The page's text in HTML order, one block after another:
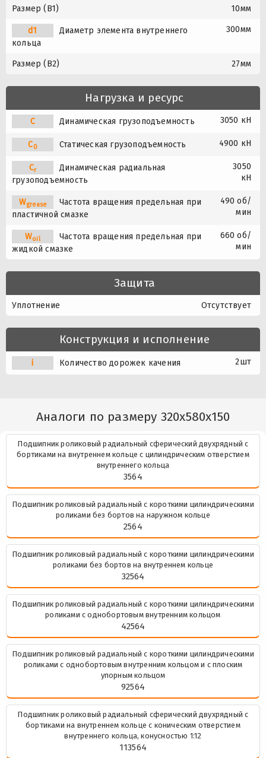
Размер (B1) 10мм
d1
Диаметр элемента внутреннего
кольца
300мм
Размер (B2) 27мм
Нагрузка и ресурс
C Динамическая грузоподъемность 3050 кН
C0 Статическая грузоподъемность 4900 кН
Cr
Динамическая радиальная
грузоподъемность
3050
кН
Wgrease
Частота вращения предельная при
пластичной смазке
490 об/
мин
Woil
Частота вращения предельная при
жидкой смазке
660 об/
мин
Защита
Уплотнение Отсутствует
Конструкция и исполнение
i Количество дорожек качения 2шт
Аналоги по размеру 320x580x150
Подшипник роликовый радиальный сферический двухрядный с
бортиками на внутреннем кольце с цилиндрическим отверстием
внутреннего кольца
3564
Подшипник роликовый радиальный с короткими цилиндрическими
роликами без бортов на наружном кольце
2564
Подшипник роликовый радиальный с короткими цилиндрическими
роликами без бортов на внутреннем кольце
32564
Подшипник роликовый радиальный с короткими цилиндрическими
роликами с однобортовым внутренним кольцом
42564
Подшипник роликовый радиальный с короткими цилиндрическими
роликами с однобортовым внутренним кольцом и с плоским
упорным кольцом
92564
Подшипник роликовый радиальный сферический двухрядный с
бортиками на внутреннем кольце с коническим отверстием
внутреннего кольца, конусностью 1:12
113564